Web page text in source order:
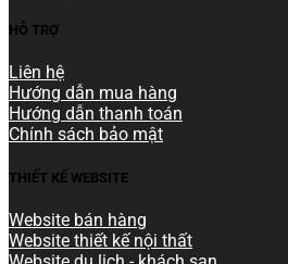
HỖ TRỢ
Liên hệ
Hướng dẫn mua hàng
Hướng dẫn thanh toán
Chính sách bảo mật
THIẾT KẾ WEBSITE
Website bán hàng
Website thiết kế nội thất